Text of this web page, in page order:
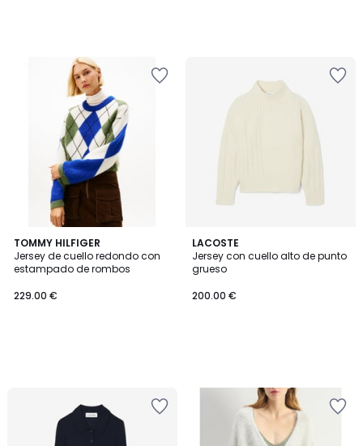
TOMMY HILFIGER
Jersey de cuello redondo con
estampado de rombos
229.00 €
LACOSTE
Jersey con cuello alto de punto
grueso
200.00 €